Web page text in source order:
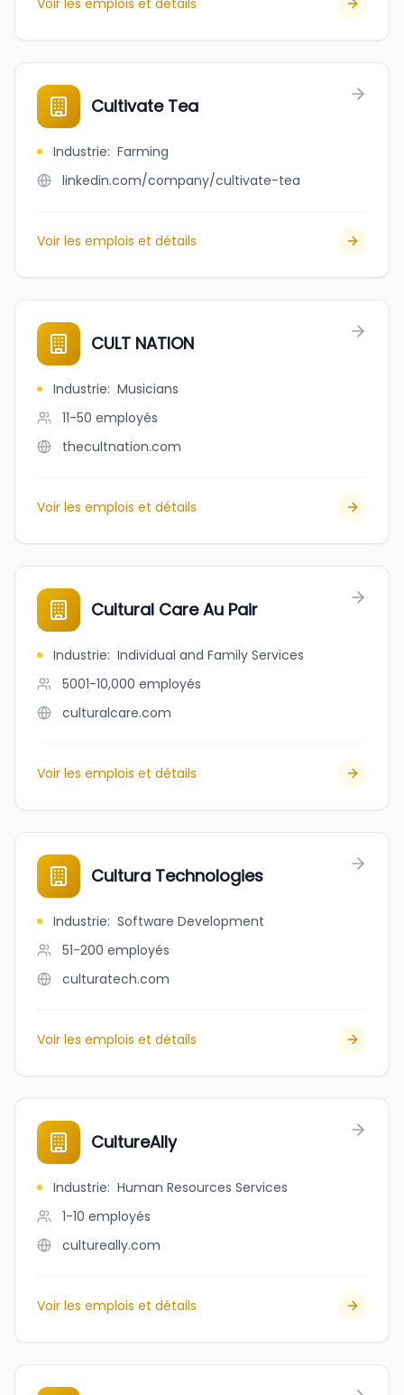
Voir les emplois et détails
Cultivate Tea
Industrie: Farming
linkedin.com/company/cultivate-tea
Voir les emplois et détails
CULT NATION
Industrie: Musicians
11-50 employés
thecultnation.com
Voir les emplois et détails
Cultural Care Au Pair
Industrie: Individual and Family Services
5001-10,000 employés
culturalcare.com
Voir les emplois et détails
Cultura Technologies
Industrie: Software Development
51-200 employés
culturatech.com
Voir les emplois et détails
CultureAlly
Industrie: Human Resources Services
1-10 employés
cultureally.com
Voir les emplois et détails